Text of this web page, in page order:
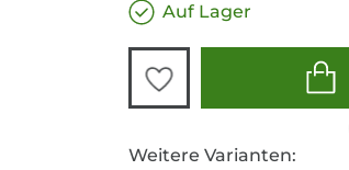
Auf Lager
Weitere Varianten: